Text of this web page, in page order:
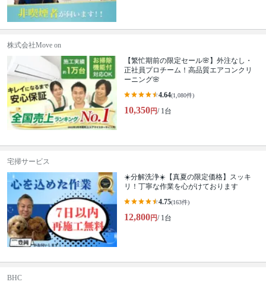
株式会社Move on
【繁忙期前の限定セール🌸】外注なし・
正社員プロチーム！高品質エアコンクリ
ーニング🌸
4.64(1,080件)
10,350円/ 1台
宅掃サービス
☀️分解洗浄☀️【真夏の限定価格】スッキ
リ！丁寧な作業を心がけております
4.75(163件)
12,800円/ 1台
BHC